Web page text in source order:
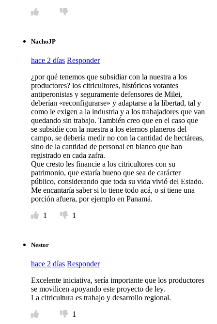
NachoJP
hace 2 días Responder
¿por qué tenemos que subsidiar con la nuestra a los
productores? los citricultores, históricos votantes
antiperonistas y seguramente defensores de Milei,
deberían «reconfigurarse» y adaptarse a la libertad, tal y
como le exigen a la industria y a los trabajadores que van
quedando sin trabajo. También creo que en el caso que
se subsidie con la nuestra a los eternos planeros del
campo, se debería medir no con la cantidad de hectáreas,
sino de la cantidad de personal en blanco que han
registrado en cada zafra.
Que cresto les financie a los citricultores con su
patrimonio, que estaría bueno que sea de carácter
público, considerando que toda su vida vivió del Estado.
Me encantaría saber si lo tiene todo acá, o si tiene una
porción afuera, por ejemplo en Panamá.
1
1
Nestor
hace 2 días Responder
Excelente iniciativa, sería importante que los productores
se movilicen apoyando este proyecto de ley.
La citricultura es trabajo y desarrollo regional.
1